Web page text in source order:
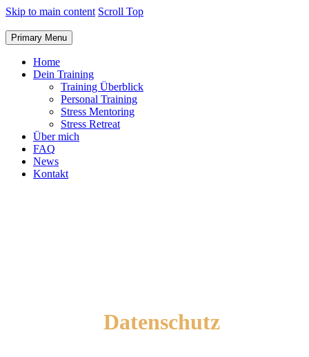
Skip to main content Scroll Top
Primary Menu
Home
Dein Training
Training Überblick
Personal Training
Stress Mentoring
Stress Retreat
Über mich
FAQ
News
Kontakt
Datenschutz